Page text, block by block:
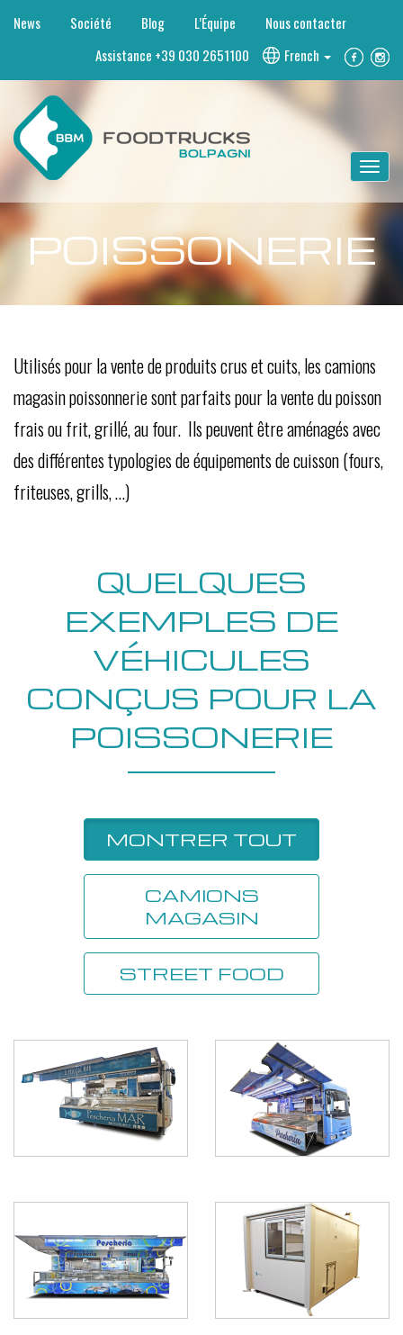
News Société Blog L’Équipe
Nous contacter
French
Assistance +39 030 2651100
Toggle
POISSONERIE
Utilisés pour la vente de produits crus et cuits, les camions
magasin poissonnerie sont parfaits pour la vente du poisson
frais ou frit, grillé, au four. Ils peuvent être aménagés avec
des différentes typologies de équipements de cuisson (fours,
friteuses, grills, …)
QUELQUES
EXEMPLES DE
VÉHICULES
CONÇUS POUR LA
POISSONERIE
MONTRER TOUT
CAMIONS
MAGASIN
STREET FOOD